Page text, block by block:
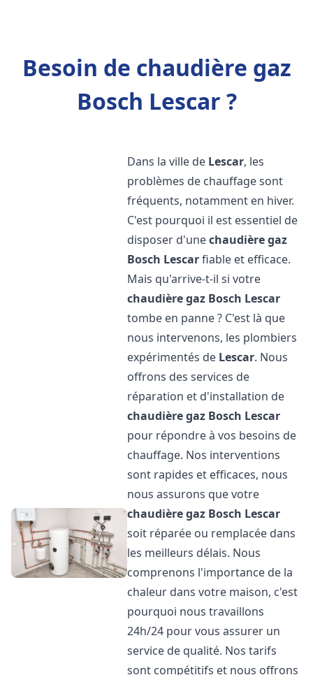
Besoin de chaudière gaz
Bosch Lescar ?
Dans la ville de Lescar, les
problèmes de chauffage sont
fréquents, notamment en hiver.
C'est pourquoi il est essentiel de
disposer d'unechaudière gaz
Bosch Lescarfiable et efficace.
Mais qu'arrive-t-il si votre
chaudière gaz Bosch Lescar
tombe en panne ? C'est là que
nous intervenons, les plombiers
expérimentés de Lescar. Nous
offrons des services de
réparation et d'installation de
chaudière gaz Bosch Lescar
pour répondre à vos besoins de
chauffage. Nos interventions
sont rapides et efficaces, nous
nous assurons que votre
chaudière gaz Bosch Lescar
soit réparée ou remplacée dans
les meilleurs délais. Nous
comprenons l'importance de la
chaleur dans votre maison, c'est
pourquoi nous travaillons
24h/24 pour vous assurer un
service de qualité. Nos tarifs
sont compétitifs et nous offrons